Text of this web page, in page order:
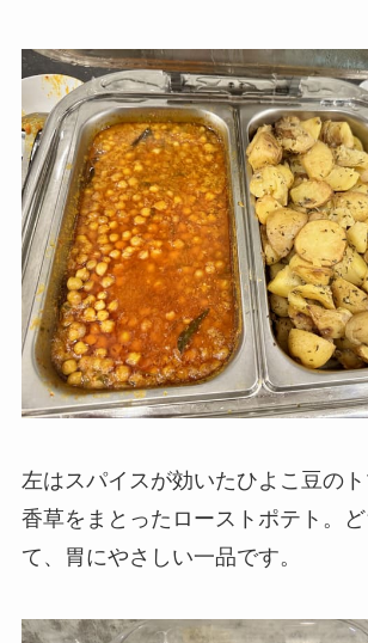
左はスパイスが効いたひよこ豆の
香草をまとったローストポテト。ど
て、胃にやさしい一品です。